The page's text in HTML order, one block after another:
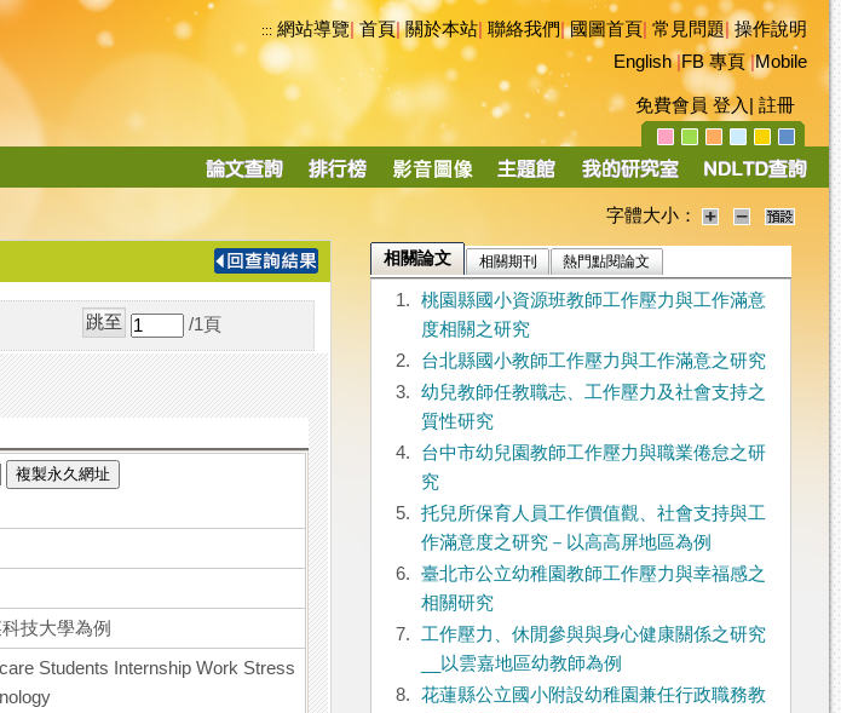
::: 網站導覽|首頁|關於本站 聯絡我們|國圖首頁 常見問題|操作說明
English|FB 專頁|Mobile
免費會員 登入 註冊
導
字體大小：
/1 頁
複製永久網址
技大學為例
Students Internship Work Stress
相關論文 相關期刊 熱門點閱論文
1.
桃園縣國小資源班教師工作壓力與工作滿意
度相關之研究
2.
台北縣國小教師工作壓力與工作滿意之研究
3.
幼兒教師任教職志、工作壓力及社會支持之
質性研究
4.
台中市幼兒園教師工作壓力與職業倦怠之研
究
5.
托兒所保育人員工作價值觀、社會支持與工
作滿意度之研究－以高高屏地區為例
6.
臺北市公立幼稚園教師工作壓力與幸福感之
相關研究
7.
工作壓力、休閒參與與身心健康關係之研究
__以雲嘉地區幼教師為例
8.
花蓮縣公立國小附設幼稚園兼任行政職務教